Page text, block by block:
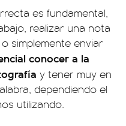
es fundamental,
realizar una nota
simplemente enviar
conocer a la
y tener muy en
dependiendo el
utilizando.